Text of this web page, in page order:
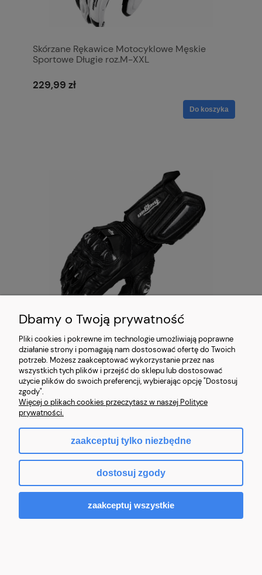
Skórzane Rękawice Motocyklowe Męskie
Sportowe Długie roz.M-XXL
229,99 zł
Do koszyka
Skórzane Rękawice Motocyklowe Męskie
Sportowe Długie roz.M-XXL
229,99 zł
Dbamy o Twoją prywatność
Pliki cookies i pokrewne im technologie umożliwiają poprawne
działanie strony i pomagają nam dostosować ofertę do Twoich
potrzeb. Możesz zaakceptować wykorzystanie przez nas
wszystkich tych plików i przejść do sklepu lub dostosować
użycie plików do swoich preferencji, wybierając opcję "Dostosuj
zgody".
Więcej o plikach cookies przeczytasz w naszej Polityce
prywatności.
zaakceptuj tylko niezbędne
dostosuj zgody
zaakceptuj wszystkie